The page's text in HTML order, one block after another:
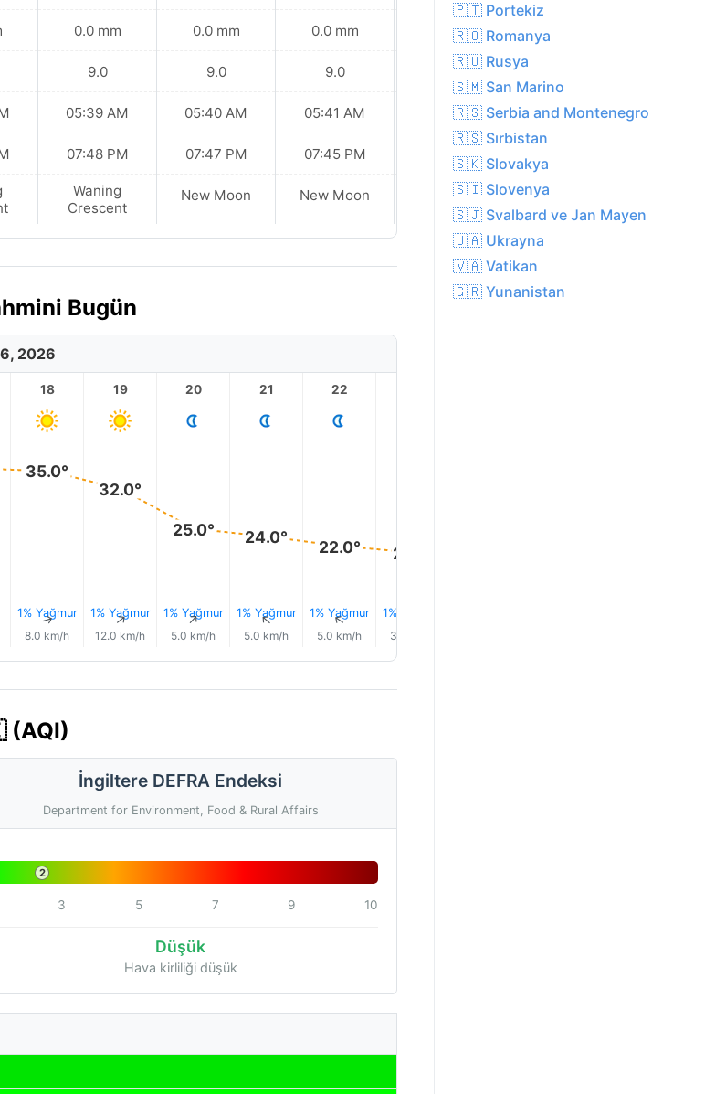
0.0 mm
9.0
05:39 AM
07:48 PM
Waning
Crescent
0.0 mm
9.0
05:40 AM
07:47 PM
New Moon
0.0 mm
9.0
05:41 AM
07:45 PM
New Moon
0.0 mm
9.0
05:42 AM
07:44 PM
New Moon
Bugün
2026
18
35.0°
1% Yağmur
↑
8.0 km/h
19
32.0°
1% Yağmur
↑
12.0 km/h
20
25.0°
1% Yağmur
↑
5.0 km/h
21
24.0°
1% Yağmur
↑
5.0 km/h
22
22.0°
1% Yağmur
↑
5.0 km/h
21.0°
1% Yağmur
3.0 km/h
(AQI)
İngiltere DEFRA Endeksi
Department for Environment, Food & Rural Affairs
2
3 5 7 9 10
Düşük
Hava kirliliği düşük
🇵🇹 Portekiz
🇷🇴 Romanya
🇷🇺 Rusya
🇸🇲 San Marino
🇷🇸 Serbia and Montenegro
🇷🇸 Sırbistan
🇸🇰 Slovakya
🇸🇮 Slovenya
🇸🇯 Svalbard ve Jan Mayen
🇺🇦 Ukrayna
🇻🇦 Vatikan
🇬🇷 Yunanistan